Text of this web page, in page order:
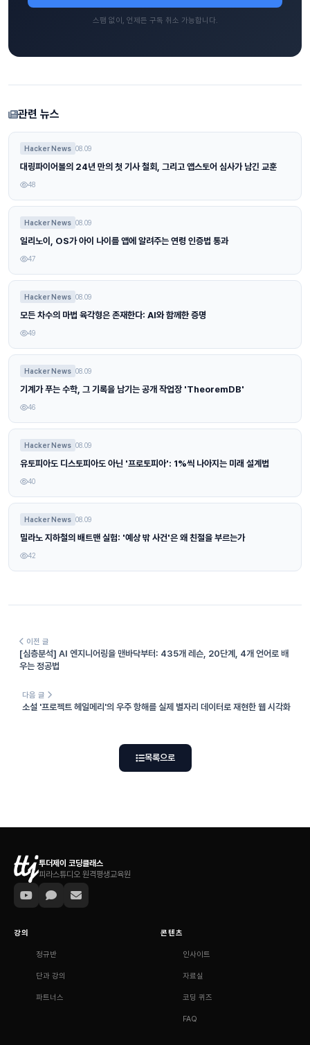
스팸 없이, 언제든 구독 취소 가능합니다.
관련 뉴스
Hacker News 08.09
대링파이어볼의 24년 만의 첫 기사 철회, 그리고 앱스토어 심사가 남긴 교훈
48
Hacker News 08.09
일리노이, OS가 아이 나이를 앱에 알려주는 연령 인증법 통과
47
Hacker News 08.09
모든 차수의 마법 육각형은 존재한다: AI와 함께한 증명
49
Hacker News 08.09
기계가 푸는 수학, 그 기록을 남기는 공개 작업장 'TheoremDB'
46
Hacker News 08.09
유토피아도 디스토피아도 아닌 '프로토피아': 1%씩 나아지는 미래 설계법
40
Hacker News 08.09
밀라노 지하철의 배트맨 실험: '예상 밖 사건'은 왜 친절을 부르는가
42
이전 글
[심층분석] AI 엔지니어링을 맨바닥부터: 435개 레슨, 20단계, 4개 언어로 배
우는 정공법
다음 글
소설 '프로젝트 헤일메리'의 우주 항해를 실제 별자리 데이터로 재현한 웹 시각화
목록으로
투더제이 코딩클래스
피라스튜디오 원격평생교육원
강의
정규반
단과 강의
파트너스
콘텐츠
인사이트
자료실
코딩 퀴즈
FAQ